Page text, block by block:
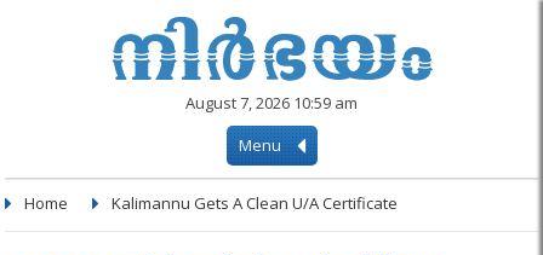
August 7, 2026 10:59 am
Menu
Home Kalimannu Gets A Clean U/A Certificate